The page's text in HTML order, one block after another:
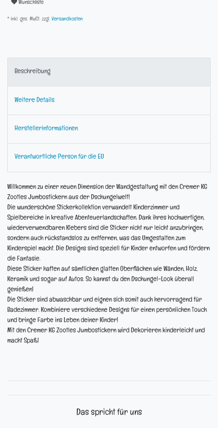
Wunschliste
* inkl. ges. MwSt. zzgl. Versandkosten
Beschreibung
Weitere Details
Herstellerinformationen
Verantwortliche Person für die EU
Willkommen zu einer neuen Dimension der Wandgestaltung mit den Cremer KG
Zootles Jumbostickern aus der Dschungelwelt!
Die wunderschöne Stickerkollektion verwandelt Kinderzimmer und
Spielbereiche in kreative Abenteuerlandschaften. Dank ihres hochwertigen,
wiederverwendbaren Klebers sind die Sticker nicht nur leicht anzubringen,
sondern auch rückstandslos zu entfernen, was das Umgestalten zum
Kinderspiel macht. Die Designs sind speziell für Kinder entworfen und fördern
die Fantasie.
Diese Sticker haften auf sämtlichen glatten Oberflächen wie Wänden, Holz,
Keramik und sogar auf Autos. So kannst du den Dschungel-Look überall
genießen!
Die Sticker sind abwaschbar und eignen sich somit auch hervorragend für
Badezimmer. Kombiniere verschiedene Designs für einen persönlichen Touch
und bringe Farbe ins Leben deiner Kinder!
Mit den Cremer KG Zootles Jumbostickern wird Dekorieren kinderleicht und
macht Spaß!
Das spricht für uns